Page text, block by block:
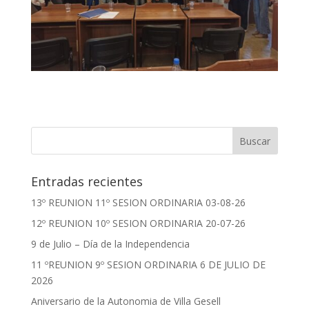
Entradas recientes
13º REUNION 11º SESION ORDINARIA 03-08-26
12º REUNION 10º SESION ORDINARIA 20-07-26
9 de Julio – Día de la Independencia
11 ºREUNION 9º SESION ORDINARIA 6 DE JULIO DE
2026
Aniversario de la Autonomia de Villa Gesell